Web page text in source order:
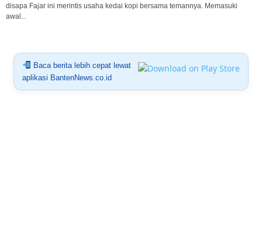
disapa Fajar ini merintis usaha kedai kopi bersama temannya. Memasuki
awal...
Baca berita lebih cepat lewat
aplikasi BantenNews.co.id